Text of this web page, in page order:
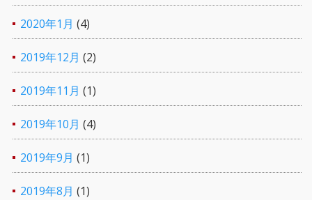
2020年1月 (4)
2019年12月 (2)
2019年11月 (1)
2019年10月 (4)
2019年9月 (1)
2019年8月 (1)